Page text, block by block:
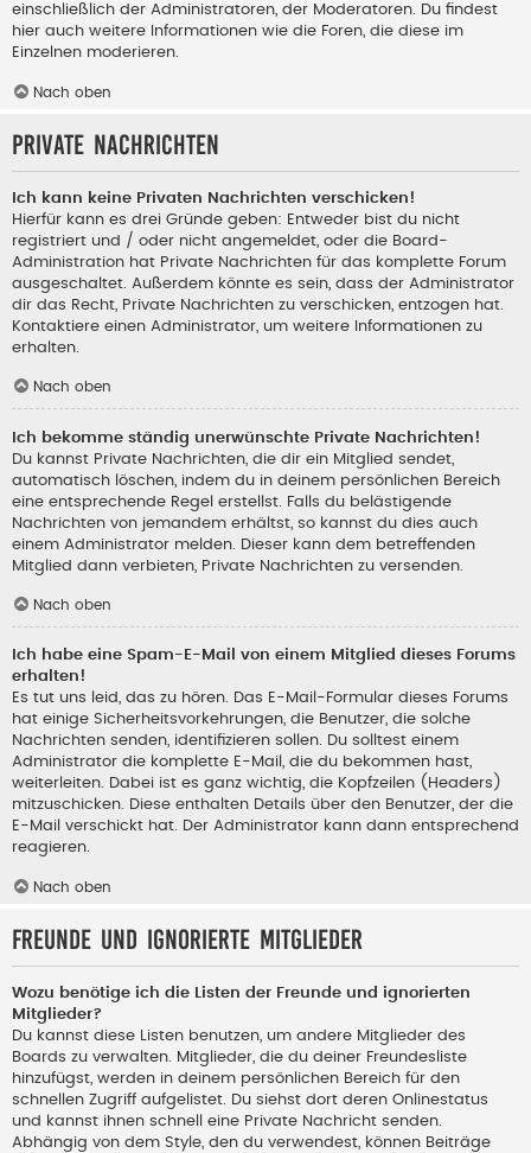
einschließlich der Administratoren, der Moderatoren. Du findest
hier auch weitere Informationen wie die Foren, die diese im
Einzelnen moderieren.
Nach oben
Private Nachrichten
Ich kann keine Privaten Nachrichten verschicken!
Hierfür kann es drei Gründe geben: Entweder bist du nicht
registriert und / oder nicht angemeldet, oder die Board-
Administration hat Private Nachrichten für das komplette Forum
ausgeschaltet. Außerdem könnte es sein, dass der Administrator
dir das Recht, Private Nachrichten zu verschicken, entzogen hat.
Kontaktiere einen Administrator, um weitere Informationen zu
erhalten.
Nach oben
Ich bekomme ständig unerwünschte Private Nachrichten!
Du kannst Private Nachrichten, die dir ein Mitglied sendet,
automatisch löschen, indem du in deinem persönlichen Bereich
eine entsprechende Regel erstellst. Falls du belästigende
Nachrichten von jemandem erhältst, so kannst du dies auch
einem Administrator melden. Dieser kann dem betreffenden
Mitglied dann verbieten, Private Nachrichten zu versenden.
Nach oben
Ich habe eine Spam-E-Mail von einem Mitglied dieses Forums
erhalten!
Es tut uns leid, das zu hören. Das E-Mail-Formular dieses Forums
hat einige Sicherheitsvorkehrungen, die Benutzer, die solche
Nachrichten senden, identifizieren sollen. Du solltest einem
Administrator die komplette E-Mail, die du bekommen hast,
weiterleiten. Dabei ist es ganz wichtig, die Kopfzeilen (Headers)
mitzuschicken. Diese enthalten Details über den Benutzer, der die
E-Mail verschickt hat. Der Administrator kann dann entsprechend
reagieren.
Nach oben
Freunde und ignorierte Mitglieder
Wozu benötige ich die Listen der Freunde und ignorierten
Mitglieder?
Du kannst diese Listen benutzen, um andere Mitglieder des
Boards zu verwalten. Mitglieder, die du deiner Freundesliste
hinzufügst, werden in deinem persönlichen Bereich für den
schnellen Zugriff aufgelistet. Du siehst dort deren Onlinestatus
und kannst ihnen schnell eine Private Nachricht senden.
Abhängig von dem Style, den du verwendest, können Beiträge